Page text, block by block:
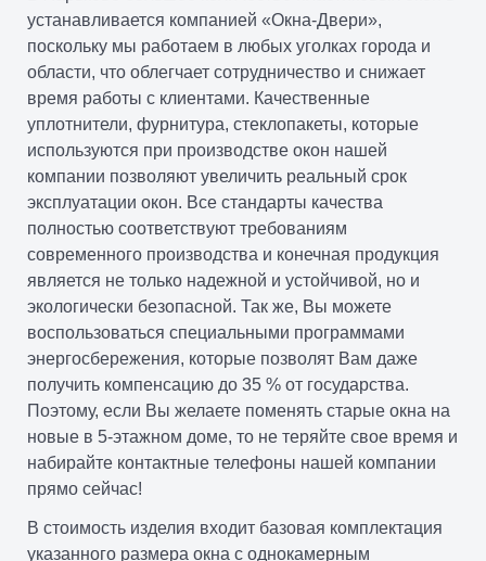
устанавливается компанией «Окна-Двери»,
поскольку мы работаем в любых уголках города и
области, что облегчает сотрудничество и снижает
время работы с клиентами. Качественные
уплотнители, фурнитура, стеклопакеты, которые
используются при производстве окон нашей
компании позволяют увеличить реальный срок
эксплуатации окон. Все стандарты качества
полностью соответствуют требованиям
современного производства и конечная продукция
является не только надежной и устойчивой, но и
экологически безопасной. Так же, Вы можете
воспользоваться специальными программами
энергосбережения, которые позволят Вам даже
получить компенсацию до 35 % от государства.
Поэтому, если Вы желаете поменять старые окна на
новые в 5-этажном доме, то не теряйте свое время и
набирайте контактные телефоны нашей компании
прямо сейчас!
В стоимость изделия входит базовая комплектация
указанного размера окна с однокамерным